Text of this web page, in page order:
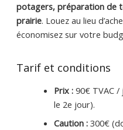
potagers, préparation de
prairie. Louez au lieu
économisez sur votre
Tarif et conditions
Prix :90€ TVAC /
le 2e jour).
Caution :300€